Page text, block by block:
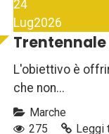
24
Lug2026
Trentennale
L'obiettivo è
che non...
Marche
275
Leggi